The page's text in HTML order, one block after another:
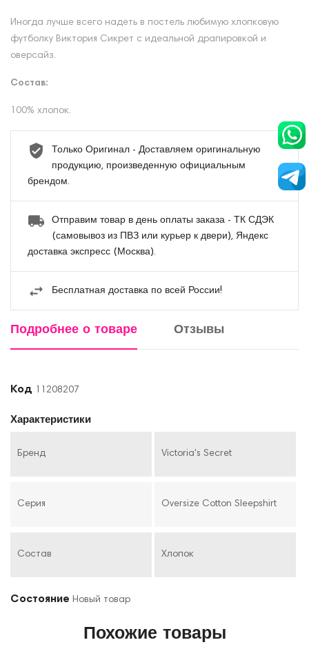
Иногда лучше всего надеть в постель любимую хлопковую
футболку Виктория Сикрет с идеальной драпировкой и
оверсайз.
Состав:
100% хлопок.
Только Оригинал - Доставляем оригинальную
продукцию, произведенную официальным
брендом.
Отправим товар в день оплаты заказа - ТК СДЭК
(самовывоз из ПВЗ или курьер к двери), Яндекс
доставка экспресс (Москва).
Бесплатная доставка по всей России!
Подробнее о товаре Отзывы
Код 11208207
Характеристики
Бренд Victoria's Secret
Серия Oversize Cotton Sleepshirt
Состав Хлопок
Состояние Новый товар
Похожие товары